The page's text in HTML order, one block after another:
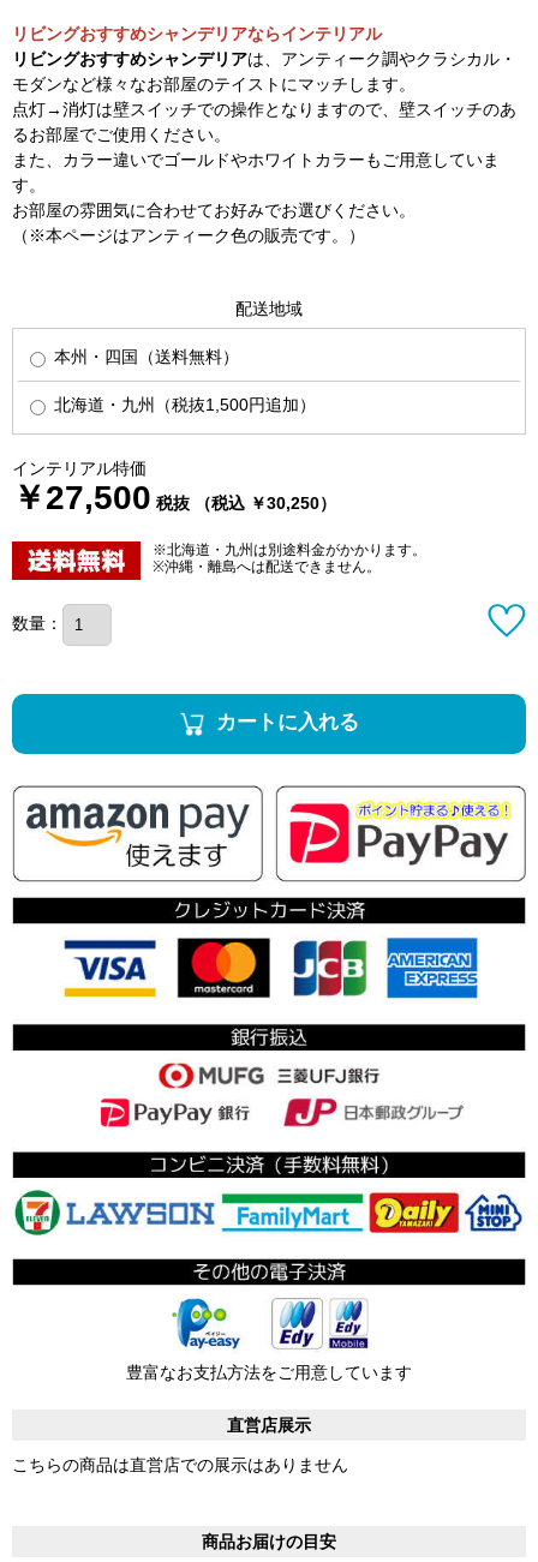
リビングおすすめシャンデリアならインテリアル
リビングおすすめシャンデリアは、アンティーク調やクラシカル・
モダンなど様々なお部屋のテイストにマッチします。
点灯→消灯は壁スイッチでの操作となりますので、壁スイッチのあ
るお部屋でご使用ください。
また、カラー違いでゴールドやホワイトカラーもご用意していま
す。
お部屋の雰囲気に合わせてお好みでお選びください。
（※本ページはアンティーク色の販売です。）
配送地域
本州・四国（送料無料）
北海道・九州（税抜1,500円追加）
インテリアル特価
￥27,500 税抜 （税込 ￥30,250）
※北海道・九州は別途料金がかかります。
※沖縄・離島へは配送できません。
数量：
カートに入れる
豊富なお支払方法をご用意しています
直営店展示
こちらの商品は直営店での展示はありません
商品お届けの目安